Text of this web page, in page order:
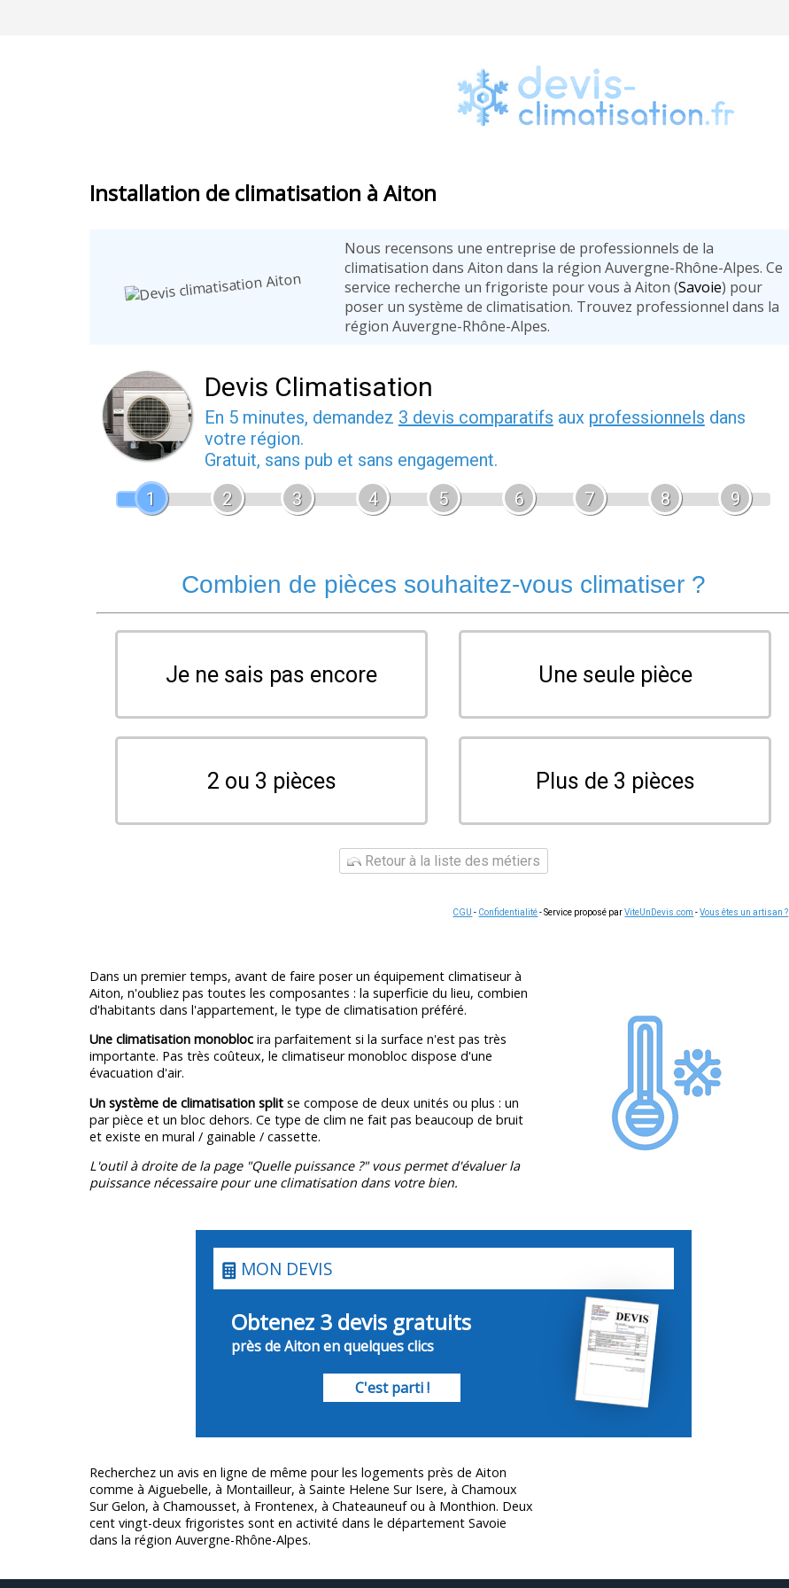
Installation de climatisation à Aiton
Nous recensons une entreprise de professionnels de la
climatisation dans Aiton dans la région Auvergne-Rhône-Alpes. Ce
service recherche un frigoriste pour vous à Aiton (Savoie) pour
poser un système de climatisation. Trouvez professionnel dans la
région Auvergne-Rhône-Alpes.
Devis Climatisation
En 5 minutes, demandez 3 devis comparatifs aux professionnels dans
votre région.
Gratuit, sans pub et sans engagement.
1
2 3 4 5 6 7 8 9
Combien de pièces souhaitez-vous climatiser ?
Je ne sais pas encore Une seule pièce
2 ou 3 pièces Plus de 3 pièces
Retour à la liste des métiers
CGU - Confidentialité- Service proposé parViteUnDevis.com -Vous êtes un artisan ?
Dans un premier temps, avant de faire poser un équipement climatiseur à
Aiton, n'oubliez pas toutes les composantes : la superficie du lieu, combien
d'habitants dans l'appartement, le type de climatisation préféré.
Une climatisation monoblocira parfaitement si la surface n'est pas très
importante. Pas très coûteux, le climatiseur monobloc dispose d'une
évacuation d'air.
Un système de climatisation splitse compose de deux unités ou plus : un
par pièce et un bloc dehors. Ce type de clim ne fait pas beaucoup de bruit
et existe en mural / gainable / cassette.
L'outil à droite de la page "Quelle puissance ?" vous permet d'évaluer la
puissance nécessaire pour une climatisation dans votre bien.
MON DEVIS
Obtenez 3 devis gratuits
près de Aiton en quelques clics
C'est parti !
Recherchez un avis en ligne de même pour les logements près de Aiton
comme à Aiguebelle, à Montailleur, à Sainte Helene Sur Isere, à Chamoux
Sur Gelon, à Chamousset, à Frontenex, à Chateauneuf ou à Monthion. Deux
cent vingt-deux frigoristes sont en activité dans le département Savoie
dans la région Auvergne-Rhône-Alpes.